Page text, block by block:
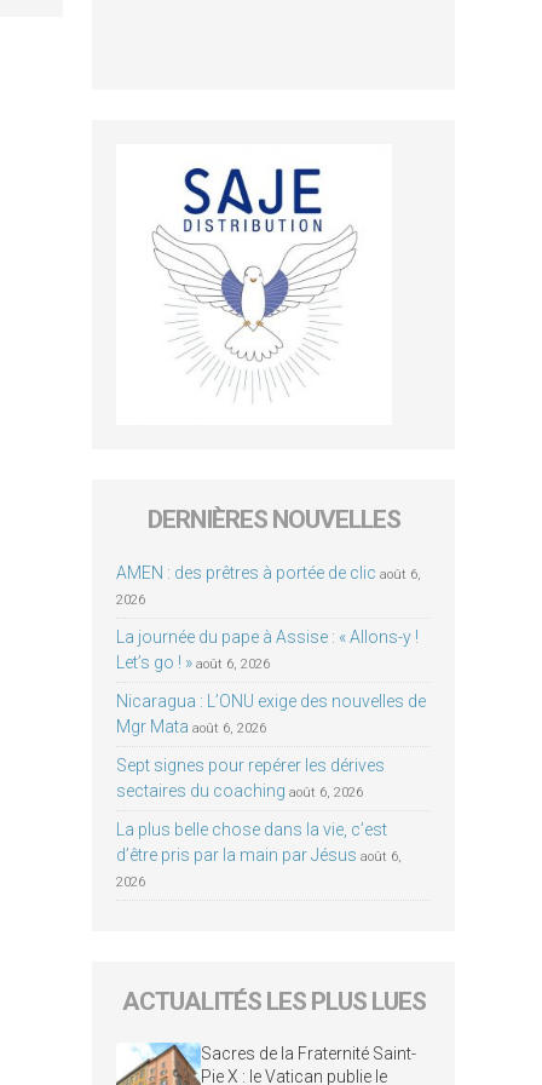
DERNIÈRES NOUVELLES
AMEN : des prêtres à portée de clic août 6,
2026
La journée du pape à Assise : « Allons-y !
Let’s go ! » août 6, 2026
Nicaragua : L’ONU exige des nouvelles de
Mgr Mata août 6, 2026
Sept signes pour repérer les dérives
sectaires du coaching août 6, 2026
La plus belle chose dans la vie, c’est
d’être pris par la main par Jésus août 6,
2026
ACTUALITÉS LES PLUS LUES
Sacres de la Fraternité Saint-
Pie X : le Vatican publie le